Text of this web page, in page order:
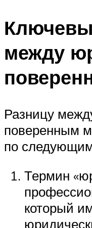
между
Разницу
поверенным
по
Термин
который